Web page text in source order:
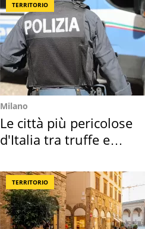
TERRITORIO
Milano
Le città più pericolose
d'Italia tra truffe e
TERRITORIO